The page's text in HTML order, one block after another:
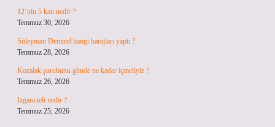
12’nin 5 katı nedir ?
Temmuz 30, 2026
Süleyman Demirel hangi barajları yaptı ?
Temmuz 28, 2026
Kozalak şurubunu günde ne kadar içmeliyiz ?
Temmuz 26, 2026
Izgara teli nedir ?
Temmuz 25, 2026